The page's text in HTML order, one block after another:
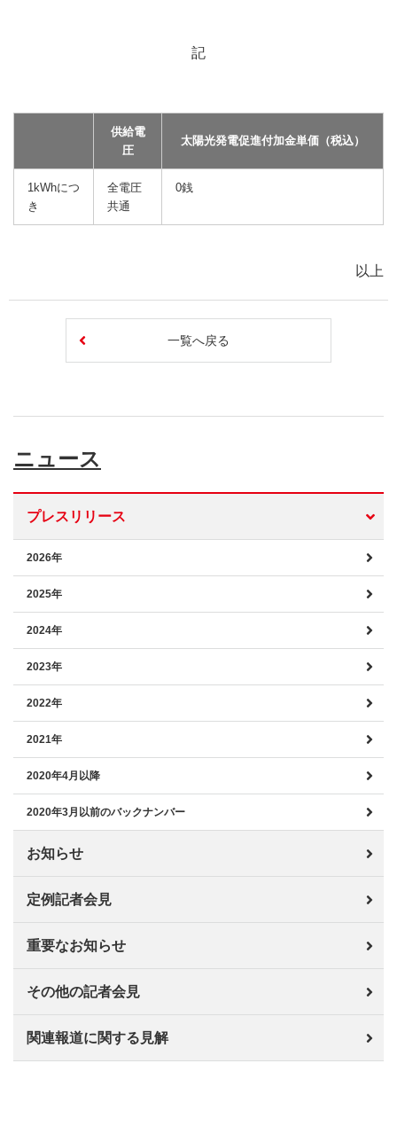
記
供給電
圧
太陽光発電促進付加金単価（税込）
1kWhにつ
き
全電圧
共通
0銭
以上
一覧へ戻る
ニュース
プレスリリース
2026年
2025年
2024年
2023年
2022年
2021年
2020年4月以降
2020年3月以前のバックナンバー
お知らせ
定例記者会見
重要なお知らせ
その他の記者会見
関連報道に関する見解